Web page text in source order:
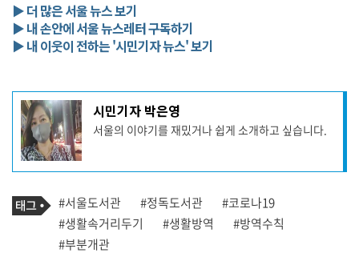
▶ 더 많은 서울 뉴스 보기
▶ 내 손안에 서울 뉴스레터 구독하기
▶ 내 이웃이 전하는 '시민기자 뉴스' 보기
기
사
작
성
자
프
필
시민기자 박은영
서울의 이야기를 재밌거나 쉽게 소개하고 싶습니다.
기
사
관
련
태
태
그
#서울도서관 #정독도서관
#코로나19
#생활속거리두기
#생활방역
#방역수칙
#부분개관